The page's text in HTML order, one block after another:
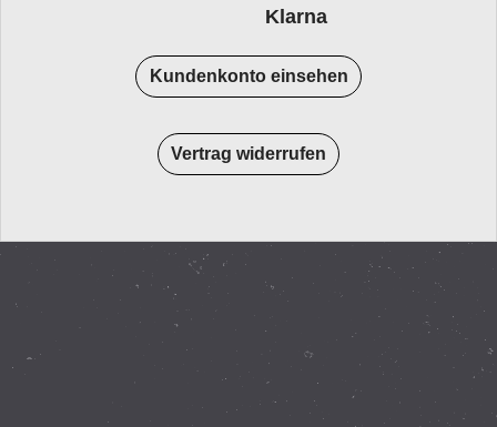
Klarna
Kundenkonto einsehen
Vertrag widerrufen
WebShop erstellt mit
ShopFactory Shop
Software.